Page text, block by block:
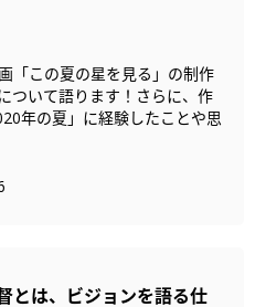
「この夏の星を見る」の制作
ついて語ります！さらに、作
年の夏」に経験したことや思
とは、ビジョンを語る仕